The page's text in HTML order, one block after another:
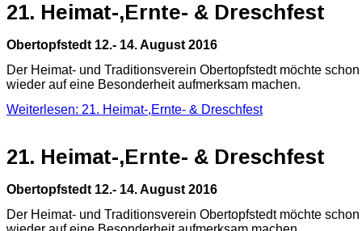
21. Heimat-,Ernte- & Dreschfest
Obertopfstedt 12.- 14. August 2016
Der Heimat- und Traditionsverein Obertopfstedt möchte schon
wieder auf eine Besonderheit aufmerksam machen.
Weiterlesen: 21. Heimat-,Ernte- & Dreschfest
21. Heimat-,Ernte- & Dreschfest
Obertopfstedt 12.- 14. August 2016
Der Heimat- und Traditionsverein Obertopfstedt möchte schon